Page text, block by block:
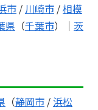
市 / 川崎市 /相模
県 （千葉市）｜ 茨
（静岡市 / 浜松